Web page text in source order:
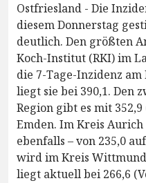
Ostfriesland - Die
diesem Donnerstag
deutlich. Den größten
Koch-Institut (RKI) im
die 7-Tage-Inzidenz
liegt sie bei 390,1. Den
Region gibt es mit
Emden. Im Kreis
ebenfalls – von 235,0
wird im Kreis
liegt aktuell bei 266,6